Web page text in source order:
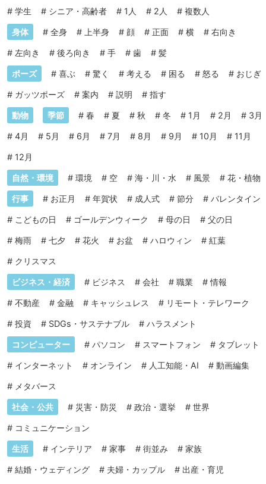
# 学生 # シニア・高齢者 # 1人 # 2人 # 複数人
身体 # 全身 # 上半身 # 顔 # 正面 # 横 # 右向き
# 左向き # 後ろ向き # 手 # 歯 # 髪
ポーズ # 喜ぶ # 驚く # 考える # 困る # 怒る # おじぎ
# ガッツポーズ # 案内 # 説明 # 指す
動物 季節 # 春 # 夏 # 秋 # 冬 # 1月 # 2月 # 3月
# 4月 # 5月 # 6月 # 7月 # 8月 # 9月 # 10月 # 11月
# 12月
自然・環境 # 環境 # 空 # 海・川・水 # 風景 # 花・植物
行事 # お正月 # 年賀状 # 成人式 # 節分 # バレンタイン
# こどもの日 # ゴールデンウィーク # 母の日 # 父の日
# 梅雨 # 七夕 # 花火 # お盆 # ハロウィン # 紅葉
# クリスマス
ビジネス・経済 # ビジネス # 会社 # 職業 #情報
# 不動産 # 金融 # キャッシュレス # リモート・テレワーク
# 投資 # SDGs・サステナブル # ハラスメント
コンピューター # パソコン # スマートフォン # タブレット
# インターネット # オンライン # 人工知能・AI # 動画編集
# メタバース
社会・公共 # 災害・防災 # 政治・選挙 # 世界
# コミュニケーション
生活 # インテリア # 家事 # 街並み # 家族
# 結婚・ウェディング # 夫婦・カップル # 出産・育児